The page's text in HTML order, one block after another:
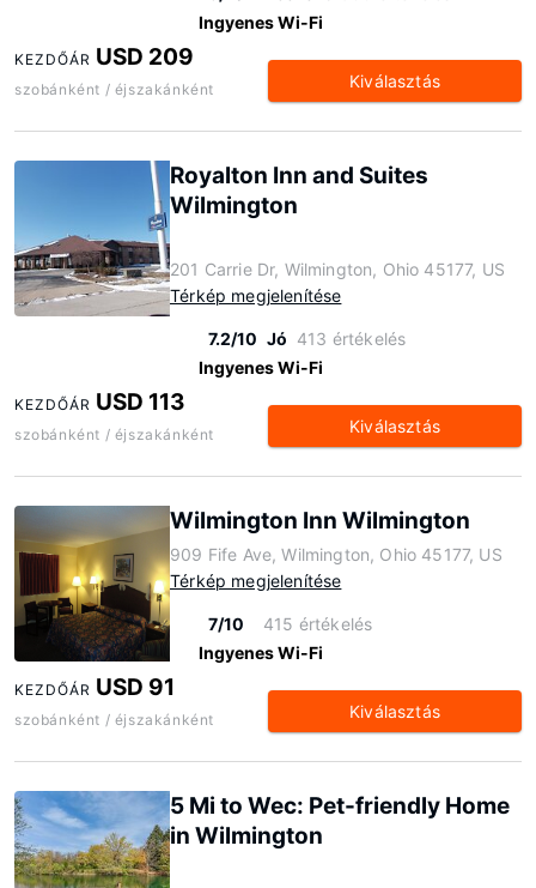
Ingyenes Wi-Fi
KEZDŐÁR USD 209
szobánként / éjszakánként Kiválasztás
Royalton Inn and Suites
Wilmington
201 Carrie Dr, Wilmington, Ohio 45177, US
Térkép megjelenítése
7.2/10 Jó 413 értékelés
Ingyenes Wi-Fi
KEZDŐÁR USD 113
szobánként / éjszakánként Kiválasztás
Wilmington Inn Wilmington
909 Fife Ave, Wilmington, Ohio 45177, US
Térkép megjelenítése
7/10
415 értékelés
Ingyenes Wi-Fi
KEZDŐÁR USD 91
szobánként / éjszakánként Kiválasztás
5 Mi to Wec: Pet-friendly Home
in Wilmington